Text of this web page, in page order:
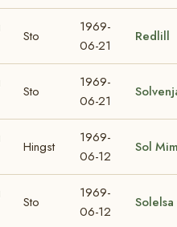
Sto
1969-
06-21
Redlill
Sto
1969-
06-21
Hingst
1969-
06-12
Sol
Sto
1969-
06-12
Solelsa